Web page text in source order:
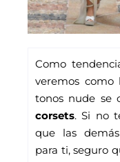
Como
veremos como
corsets. Si no
que las
para ti, seguro